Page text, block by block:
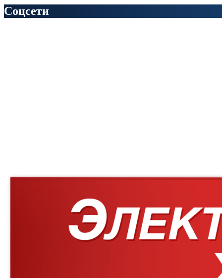
Соцсети